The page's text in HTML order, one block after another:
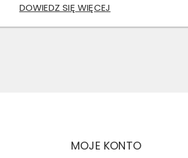
MOJE KONTO
DOWIEDZ SIĘ WIĘCEJ